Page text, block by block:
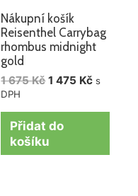
Nákupní košík
Reisenthel Carrybag
rhombus midnight
gold
1 675Kč 1 475 Kč s
DPH
Přidat do
košíku